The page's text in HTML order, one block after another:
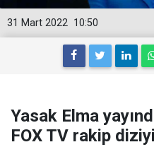
10:50
31 Mart 2022
Yasak Elma
FOX TV rakip